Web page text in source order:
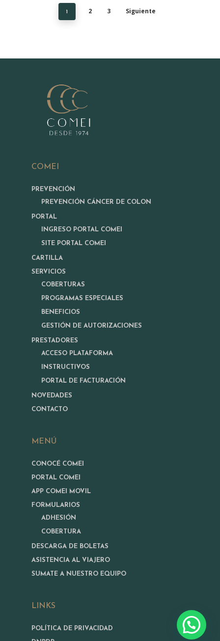
1 2 3 Siguiente
COMEI
PREVENCIÓN
PREVENCIÓN CÁNCER DE COLON
PORTAL
INGRESO PORTAL COMEI
SITE PORTAL COMEI
CARTILLA
SERVICIOS
COBERTURAS
PROGRAMAS ESPECIALES
BENEFICIOS
GESTIÓN DE AUTORIZACIONES
PRESTADORES
ACCESO PLATAFORMA
INSTRUCTIVOS
PORTAL DE FACTURACIÓN
NOVEDADES
CONTACTO
MENÚ
CONOCÉ COMEI
PORTAL COMEI
APP COMEI MOVIL
FORMULARIOS
ADHESIÓN
COBERTURA
DESCARGA DE BOLETAS
ASISTENCIA AL VIAJERO
SUMATE A NUESTRO EQUIPO
LINKS
POLÍTICA DE PRIVACIDAD